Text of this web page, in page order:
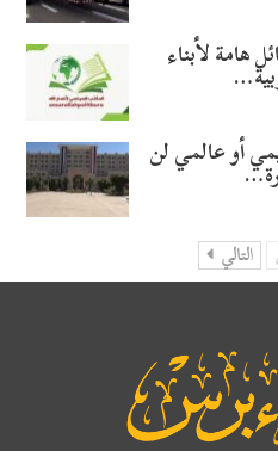
هامة لأبناء
أو عالمي لن
التالي